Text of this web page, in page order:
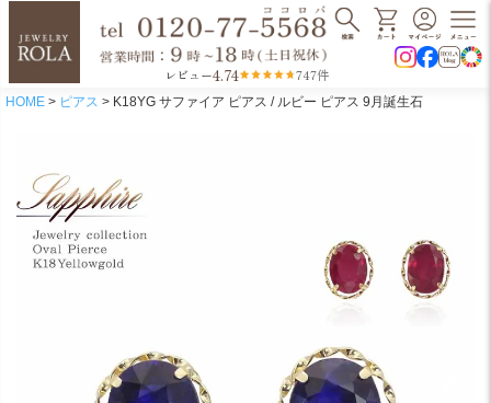
レビュー4.74 747件
HOME ピアス K18YG サファイア ピアス / ルビー ピアス 9月誕生石